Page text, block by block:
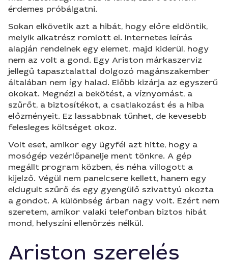
érdemes próbálgatni.
Sokan elkövetik azt a hibát, hogy előre eldöntik,
melyik alkatrész romlott el. Internetes leírás
alapján rendelnek egy elemet, majd kiderül, hogy
nem az volt a gond. Egy Ariston márkaszerviz
jellegű tapasztalattal dolgozó magánszakember
általában nem így halad. Előbb kizárja az egyszerű
okokat. Megnézi a bekötést, a víznyomást, a
szűrőt, a biztosítékot, a csatlakozást és a hiba
előzményeit. Ez lassabbnak tűnhet, de kevesebb
felesleges költséget okoz.
Volt eset, amikor egy ügyfél azt hitte, hogy a
mosógép vezérlőpanelje ment tönkre. A gép
megállt program közben, és néha villogott a
kijelző. Végül nem panelcsere kellett, hanem egy
eldugult szűrő és egy gyengülő szivattyú okozta
a gondot. A különbség árban nagy volt. Ezért nem
szeretem, amikor valaki telefonban biztos hibát
mond, helyszíni ellenőrzés nélkül.
Ariston szerelés